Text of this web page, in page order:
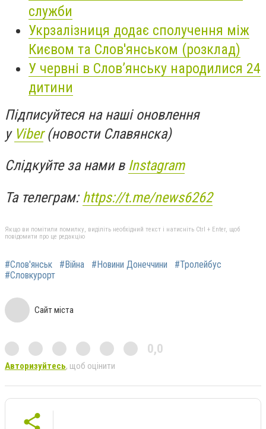
служби
Укрзалізниця додає сполучення між
Києвом та Слов'янськом (розклад)
У червні в Слов’янську народилися 24
дитини
Підписуйтеся на наші оновлення
у Viber(новости Славянска)
Слідкуйте за нами в Instagram
Та телеграм:https://t.me/news6262
Якщо ви помітили помилку, виділіть необхідний текст і натисніть Ctrl + Enter, щоб
повідомити про це редакцію
#Слов'янськ #Війна #Новини Донеччини
#Тролейбус
#Словкурорт
Сайт міста
0,0
Авторизуйтесь, щоб оцінити